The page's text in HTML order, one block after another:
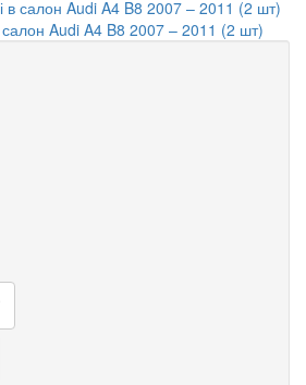
Audi A4 B8 2007 – 2011 (2 шт)